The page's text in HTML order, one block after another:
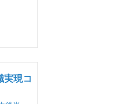
実現コ